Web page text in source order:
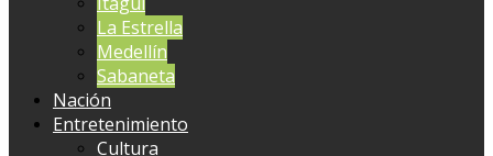
La Estrella
Medellín
Sabaneta
Nación
Entretenimiento
Cultura